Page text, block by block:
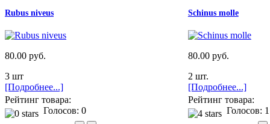
Rubus niveus
80.00 руб.
3 шт
[Подробнее...]
Рейтинг товара:
Голосов: 0
Schinus molle
80.00 руб.
2 шт.
[Подробнее...]
Рейтинг товара:
Голосов: 1